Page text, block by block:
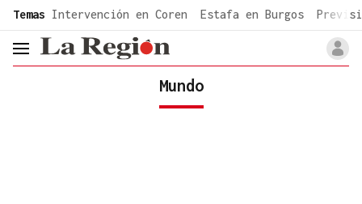
common.go-to-content
Temas Intervención en Coren Estafa en Burgos
header.menu.open
Mundo